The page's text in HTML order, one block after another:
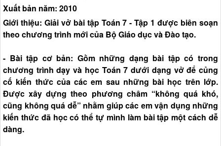
Xuất bản năm: 2010
Giới thiệu: Giải vở bài tập Toán 7 - Tập 1 được biên soạn
theo chương trình mới của Bộ Giáo dục và Đào tạo.
- Bài tập cơ bản: Gồm những dạng bài tập có trong
chương trình dạy và học Toán 7 dưới dạng vở để củng
cố kiến thức của các em sau những bài học trên lớp.
Được xây dựng theo phương châm “không quá khó,
cũng không quá dễ” nhằm giúp các em vận dụng những
kiến thức đã học có thể tự mình làm bài tập một cách dễ
dàng.